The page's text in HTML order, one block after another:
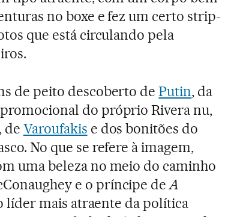
no boxe e fez um certo strip-
que está circulando pela
de peito descoberto dePutin, da
do próprio Rivera nu,
de Varoufakis e dos bonitões do
No que se refere à imagem,
uma beleza no meio do caminho
e o príncipe deA
líder mais atraente da política